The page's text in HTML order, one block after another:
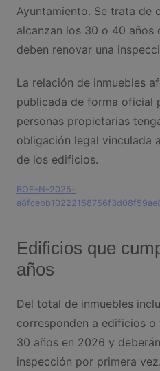
Ayuntamiento. Se trata de
alcanzan los 30 o 40 años
deben renovar una
La relación de inmuebles
publicada de forma oficial
personas propietarias
obligación legal vinculada
de los edificios.
BOE-N-2025-
Edificios que
años
Del total de inmuebles
corresponden a edificios o
30 años en 2026 y
inspección por primera